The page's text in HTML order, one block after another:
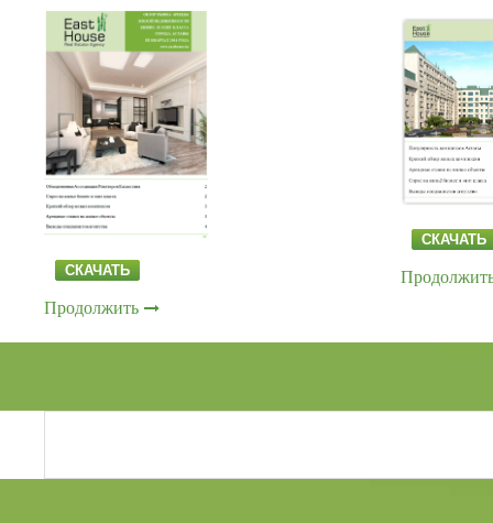
СКАЧАТЬ
Продолжить
СКАЧАТЬ